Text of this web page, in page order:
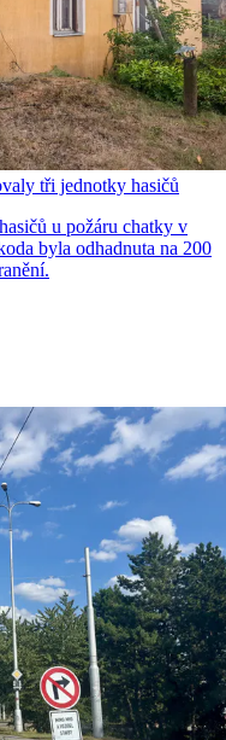
tři jednotky hasičů
u požáru chatky v
byla odhadnuta na 200